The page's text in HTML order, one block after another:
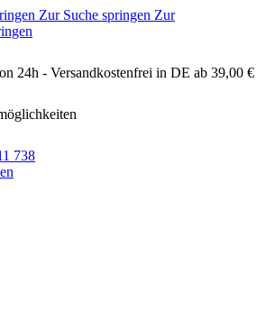
Zur Suche springen Zur
24h - Versandkostenfrei in DE ab 39,00 €
738